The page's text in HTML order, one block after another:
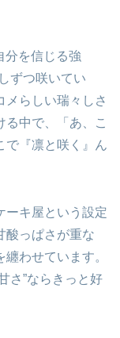
分を信じる強
ずつ咲いてい
メらしい瑞々しさ
中で、「あ、こ
で『凛と咲く』ん
ーキ屋という設定
酸っぱさが重な
わせています。
さ”ならきっと好